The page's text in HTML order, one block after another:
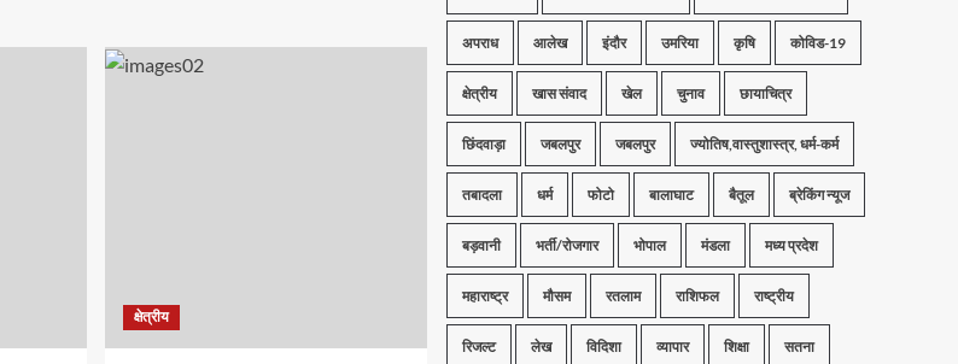
क्षेत्रीय
अपराध आलेख इंदौर उमरिया कृषि कोविड-19
क्षेत्रीय खास संवाद खेल चुनाव छायाचित्र
छिंदवाड़ा जबलपुर जबलपुर ज्योतिष,वास्तुशास्त्र, धर्म-कर्म
तबादला धर्म फोटो बालाघाट बैतूल ब्रेकिंग न्यूज
बड़वानी भर्ती/रोजगार भोपाल मंडला मध्य प्रदेश
महाराष्ट्र मौसम रतलाम राशिफल राष्ट्रीय
रिजल्ट लेख विदिशा व्यापार शिक्षा सतना